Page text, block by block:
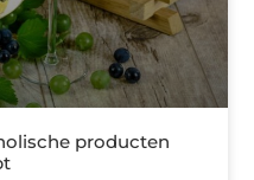
producten